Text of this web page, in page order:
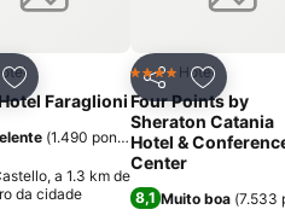
Adicionar aos favoritos
Faraglioni
(1.490 pontuações)
a 1.3 km de
da cidade
Partilhar
4 EstrelasHotel
Four Points by
Sheraton Catania
Hotel &
Center
8,1 Muito boa (7.533